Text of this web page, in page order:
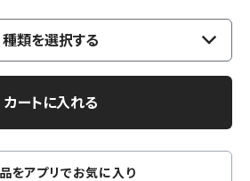
種類を選択する
カートに入れる
をアプリでお気に入り